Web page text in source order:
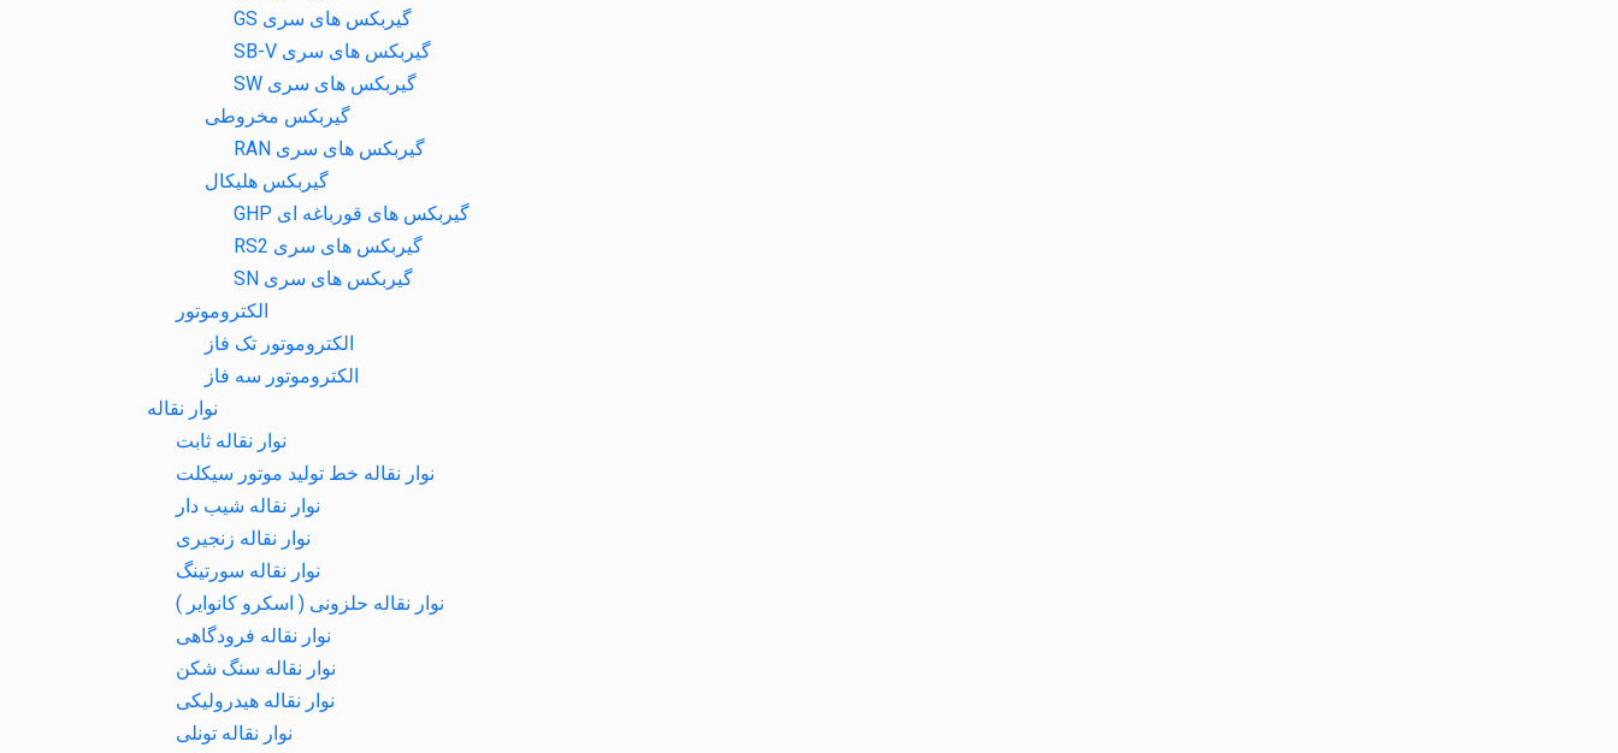
گیربکس های سری GS
گیربکس های سری SB-V
گیربکس های سری SW
گیربکس مخروطی
گیربکس های سری RAN
گیربکس هلیکال
گیربکس های قورباغه ای GHP
گیربکس های سری RS2
گیربکس های سری SN
الکتروموتور
الکتروموتور تک فاز
الکتروموتور سه فاز
نوار نقاله
نوار نقاله ثابت
نوار نقاله خط تولید موتور سیکلت
نوار نقاله شیب دار
نوار نقاله زنجیری
نوار نقاله سورتینگ
نوار نقاله حلزونی ( اسکرو کانوایر )
نوار نقاله فرودگاهی
نوار نقاله سنگ شکن
نوار نقاله هیدرولیکی
نوار نقاله تونلی